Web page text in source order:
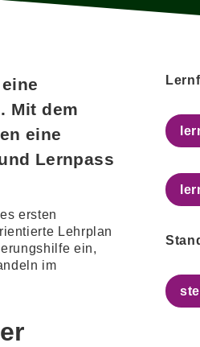
Mit dem
eine
Lernpass
ersten
Lehrplan
ein,
im